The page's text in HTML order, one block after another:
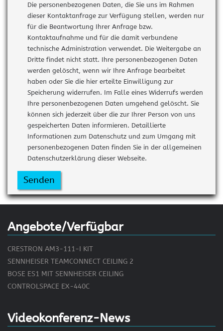
Die personenbezogenen Daten, die Sie uns im Rahmen
dieser Kontaktanfrage zur Verfügung stellen, werden nur
für die Beantwortung Ihrer Anfrage bzw.
Kontaktaufnahme und für die damit verbundene
technische Administration verwendet. Die Weitergabe an
Dritte findet nicht statt. Ihre personenbezogenen Daten
werden gelöscht, wenn wir Ihre Anfrage bearbeitet
haben oder Sie die hier erteilte Einwilligung zur
Speicherung widerrufen. Im Falle eines Widerrufs werden
Ihre personenbezogenen Daten umgehend gelöscht. Sie
können sich jederzeit über die zur Ihrer Person von uns
gespeicherten Daten informieren. Detaillierte
Informationen zum Datenschutz und zum Umgang mit
personenbezogenen Daten finden Sie in der allgemeinen
Datenschutzerklärung dieser Webseite.
Senden
Angebote/Verfügbar
Videokonferenz-News
CRESTRON AM3-111-I KIT
SENNHEISER TEAMCONNECT CEILING 2
BOSE ES1 MIT SENNHEISER CEILING
CONTROLSPACE EX-440C